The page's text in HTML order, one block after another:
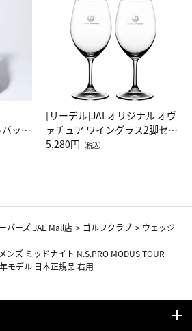
ッグ
）ス
[リーデル]JALオリジナル オヴ
ァチュア ワイングラス2脚セッ
ト（レッドワイン）
5,280円 （税込）
パーズ JAL Mall店 > ゴルフクラブ > ウェッジ
ンズ ミッドナイト N.S.PRO MODUS TOUR
モデル 日本正規品 右用